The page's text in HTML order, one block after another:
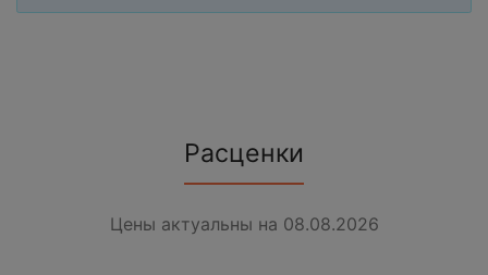
Расценки
Цены актуальны на 08.08.2026